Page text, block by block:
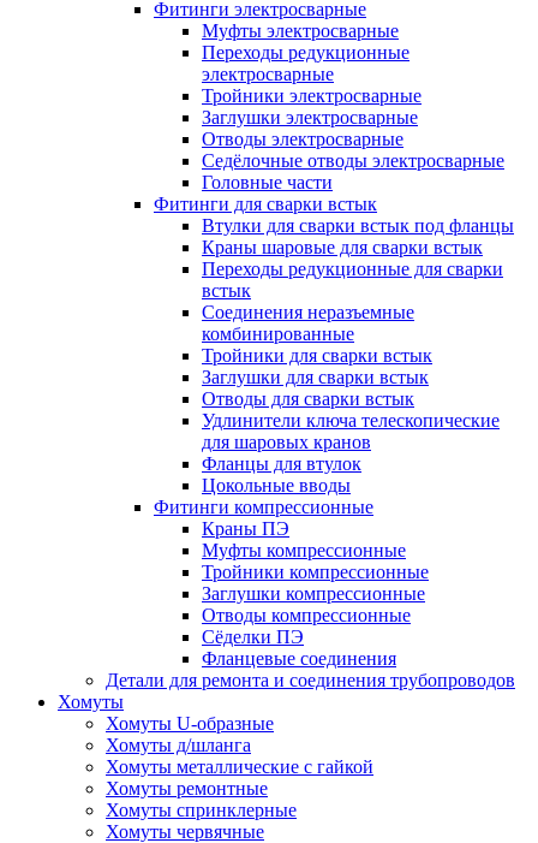
Фитинги электросварные
Муфты электросварные
Переходы редукционные
электросварные
Тройники электросварные
Заглушки электросварные
Отводы электросварные
Седёлочные отводы электросварные
Головные части
Фитинги для сварки встык
Втулки для сварки встык под фланцы
Краны шаровые для сварки встык
Переходы редукционные для сварки
встык
Соединения неразъемные
комбинированные
Тройники для сварки встык
Заглушки для сварки встык
Отводы для сварки встык
Удлинители ключа телескопические
для шаровых кранов
Фланцы для втулок
Цокольные вводы
Фитинги компрессионные
Краны ПЭ
Муфты компрессионные
Тройники компрессионные
Заглушки компрессионные
Отводы компрессионные
Сёделки ПЭ
Фланцевые соединения
Детали для ремонта и соединения трубопроводов
Хомуты
Хомуты U-образные
Хомуты д/шланга
Хомуты металлические с гайкой
Хомуты ремонтные
Хомуты спринклерные
Хомуты червячные